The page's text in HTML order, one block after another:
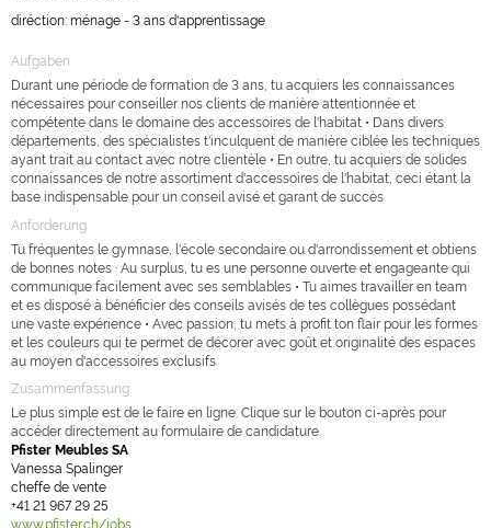
diréction: ménage - 3 ans d'apprentissage
Aufgaben
Durant une période de formation de 3 ans, tu acquiers les connaissances
nécessaires pour conseiller nos clients de manière attentionnée et
compétente dans le domaine des accessoires de l'habitat • Dans divers
départements, des spécialistes t'inculquent de manière ciblée les techniques
ayant trait au contact avec notre clientèle • En outre, tu acquiers de solides
connaissances de notre assortiment d'accessoires de l'habitat, ceci étant la
base indispensable pour un conseil avisé et garant de succès
Anforderung
Tu fréquentes le gymnase, l'école secondaire ou d'arrondissement et obtiens
de bonnes notes · Au surplus, tu es une personne ouverte et engageante qui
communique facilement avec ses semblables • Tu aimes travailler en team
et es disposé à bénéficier des conseils avisés de tes collègues possédant
une vaste expérience • Avec passion, tu mets à profit ton flair pour les formes
et les couleurs qui te permet de décorer avec goût et originalité des espaces
au moyen d'accessoires exclusifs.
Zusammenfassung
Le plus simple est de le faire en ligne. Clique sur le bouton ci-après pour
accéder directement au formulaire de candidature.
Pfister Meubles SA
Vanessa Spalinger
cheffe de vente
+41 21 967 29 25
www.pfister.ch/jobs